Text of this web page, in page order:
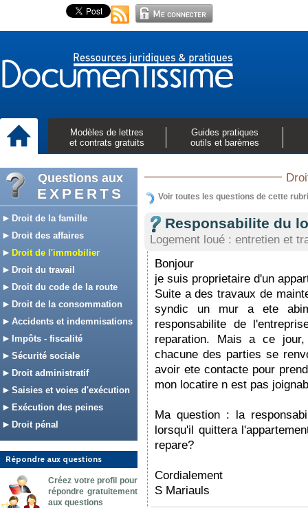
Modèles de lettres
et contrats gratuits
Guides pratiques
outils et barèmes
Questions aux
EXPERTS
Droit de la famille
Droit des affaires
Droit de l'immobilier
Droit du travail
Droit du code de la route
Droit de la consommation
Accidents et indemnisations
Impôts - fiscalité
Sécurité sociale
Droit administratif
Saisies et voies d'exécution
Exécution des peines
Droit pénal
Répondre aux questions
Créez votre profil pour
répondre gratuitement
aux questions
Voir toutes les questions de cette
Responsabilite du
Logement loué : entretien et
Bonjour
je suis proprietaire d'un
Suite a des travaux de
syndic un mur a ete
responsabilite de
reparation. Mais a ce
chacune des parties se
avoir ete contacte pour
mon locatire n est pas
Ma question : la
lorsqu'il quittera
repare?
Cordialement
S Mariauls